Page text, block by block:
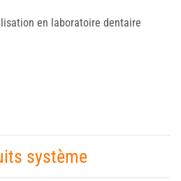
en laboratoire dentaire
système